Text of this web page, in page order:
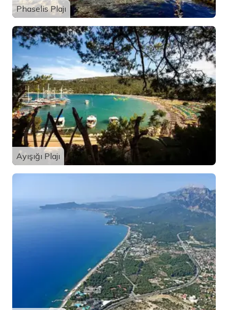
Phaselis Plajı
Ayışığı Plajı